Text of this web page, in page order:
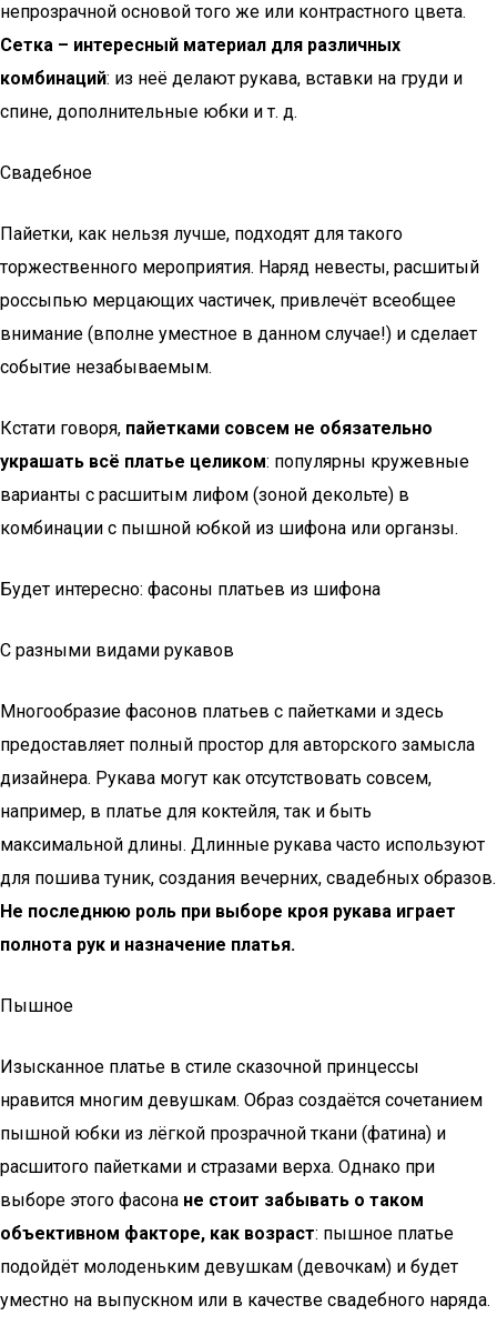
непрозрачной основой того же или контрастного цвета.
Сетка – интересный материал для различных
комбинаций: из неё делают рукава, вставки на груди и
спине, дополнительные юбки и т. д.
Свадебное
Пайетки, как нельзя лучше, подходят для такого
торжественного мероприятия. Наряд невесты, расшитый
россыпью мерцающих частичек, привлечёт всеобщее
внимание (вполне уместное в данном случае!) и сделает
событие незабываемым.
Кстати говоря, пайетками совсем не обязательно
украшать всё платье целиком: популярны кружевные
варианты с расшитым лифом (зоной декольте) в
комбинации с пышной юбкой из шифона или органзы.
Будет интересно: фасоны платьев из шифона
С разными видами рукавов
Многообразие фасонов платьев с пайетками и здесь
предоставляет полный простор для авторского замысла
дизайнера. Рукава могут как отсутствовать совсем,
например, в платье для коктейля, так и быть
максимальной длины. Длинные рукава часто используют
для пошива туник, создания вечерних, свадебных образов.
Не последнюю роль при выборе кроя рукава играет
полнота рук и назначение платья.
Пышное
Изысканное платье в стиле сказочной принцессы
нравится многим девушкам. Образ создаётся сочетанием
пышной юбки из лёгкой прозрачной ткани (фатина) и
расшитого пайетками и стразами верха. Однако при
выборе этого фасона не стоит забывать о таком
объективном факторе, как возраст: пышное платье
подойдёт молоденьким девушкам (девочкам) и будет
уместно на выпускном или в качестве свадебного наряда.